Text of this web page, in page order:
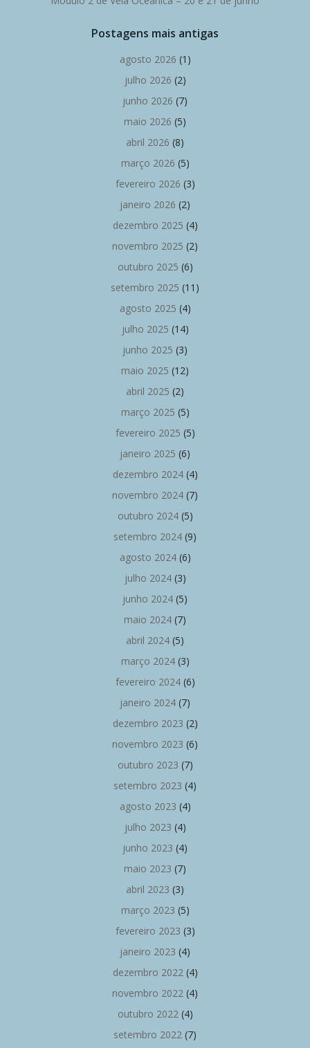
Postagens mais antigas
agosto 2026 (1)
julho 2026 (2)
junho 2026 (7)
maio 2026 (5)
abril 2026 (8)
março 2026 (5)
fevereiro 2026 (3)
janeiro 2026 (2)
dezembro 2025 (4)
novembro 2025 (2)
outubro 2025 (6)
setembro 2025 (11)
agosto 2025 (4)
julho 2025 (14)
junho 2025 (3)
maio 2025 (12)
abril 2025 (2)
março 2025 (5)
fevereiro 2025 (5)
janeiro 2025 (6)
dezembro 2024(4)
novembro 2024 (7)
outubro 2024(5)
setembro 2024 (9)
agosto 2024(6)
julho 2024(3)
junho 2024 (5)
maio 2024 (7)
abril 2024 (5)
março 2024(3)
fevereiro 2024(6)
janeiro 2024 (7)
dezembro 2023 (2)
novembro 2023 (6)
outubro 2023 (7)
setembro 2023 (4)
agosto 2023 (4)
julho 2023 (4)
junho 2023 (4)
maio 2023 (7)
abril 2023 (3)
março 2023 (5)
fevereiro 2023 (3)
janeiro 2023 (4)
dezembro 2022(4)
novembro 2022 (4)
outubro 2022(4)
setembro 2022 (7)